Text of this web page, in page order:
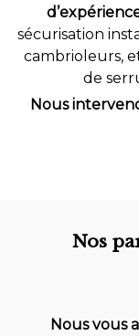
sécurisation
cambrioleurs,
de
Nous
Nos
Nous vous